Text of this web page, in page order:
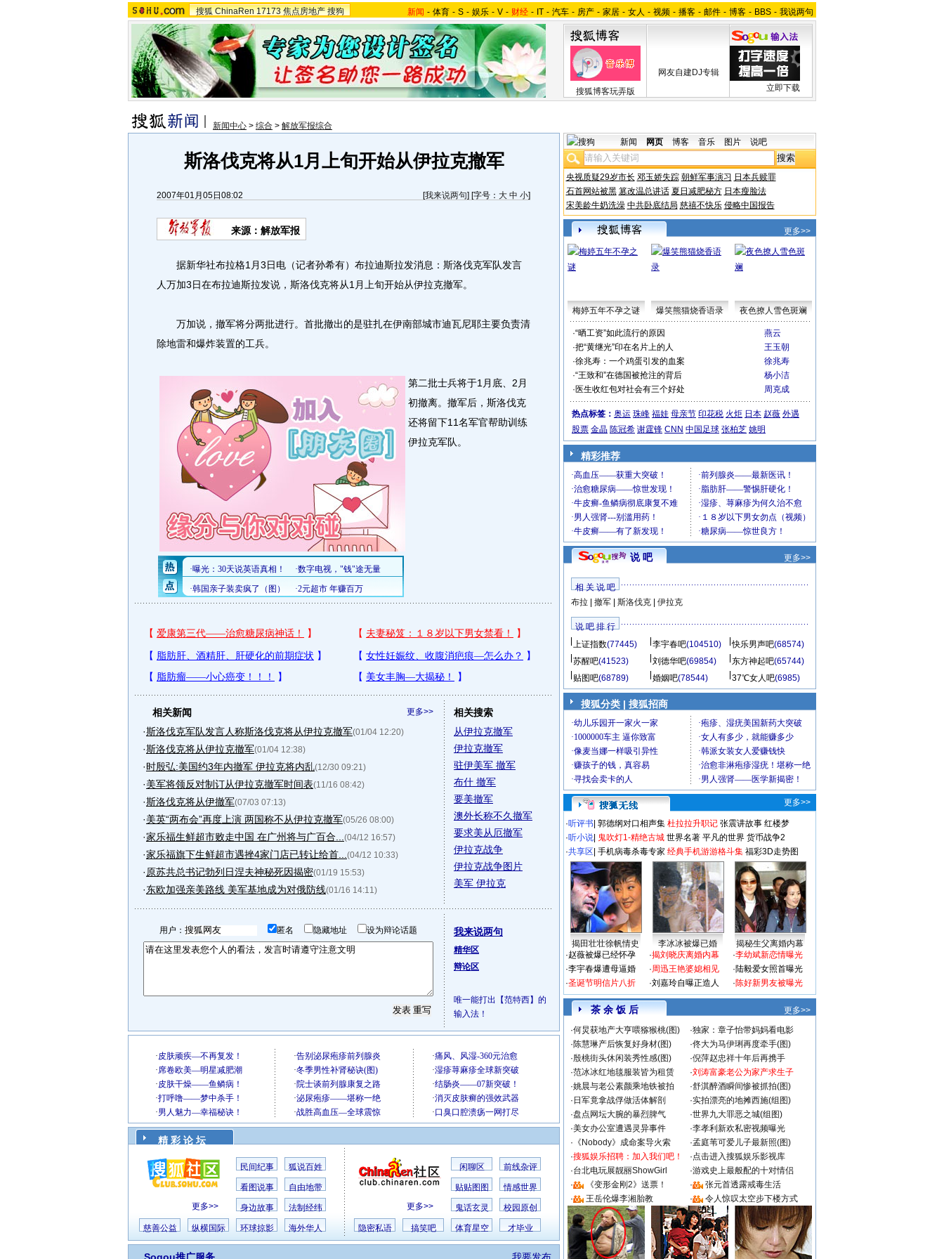
搜狐 ChinaRen 17173 焦点房地产 搜狗 新闻 - 体育 - S - 娱乐 - V - 财经 - IT - 汽车 - 房产 - 家居 - 女人 - 视频 - 播客 - 邮件 - 博客 - BBS - 我说两句
搜狐博客玩弄版
网友自建DJ专辑
立即下载
新闻中心 > 综合 > 解放军报综合
斯洛伐克将从1月上旬开始从伊拉克撤军
2007年01月05日08:02 [我来说两句] [字号： 大 中 小]
来源：解放军报
据新华社布拉格1月3日电（记者孙希有）布拉迪斯拉发消息：斯洛伐克军队发言
人万加3日在布拉迪斯拉发说，斯洛伐克将从1月上旬开始从伊拉克撤军。
万加说，撤军将分两批进行。首批撤出的是驻扎在伊南部城市迪瓦尼耶主要负责清
除地雷和爆炸装置的工兵。
第二批士兵将于1月底、2月
初撤离。撤军后，斯洛伐克
还将留下11名军官帮助训练
伊拉克军队。
更多>>
相关新闻
·斯洛伐克军队发言人称斯洛伐克将从伊拉克撤军(01/04 12:20)
·斯洛伐克将从伊拉克撤军(01/04 12:38)
·时殷弘:美国约3年内撤军 伊拉克将内乱(12/30 09:21)
·美军将领反对制订从伊拉克撤军时间表(11/16 08:42)
·斯洛伐克将从伊撤军(07/03 07:13)
·美英“两布会”再度上演 两国称不从伊拉克撤军(05/26 08:00)
·家乐福生鲜超市败走中国 在广州将与广百合... (04/12 16:57)
·家乐福旗下生鲜超市遇挫4家门店已转让给首... (04/12 10:33)
· 原苏共总书记勃列日涅夫神秘死因揭密(01/19 15:53)
·东欧加强亲美路线 美军基地成为对俄防线(01/16 14:11)
相关搜索
从伊拉克撤军
伊拉克撤军
驻伊美军 撤军
布什 撤军
要美撤军
澳外长称不久撤军
要求美从厄撤军
伊拉克战争
伊拉克战争图片
美军 伊拉克
用户： 匿名 隐藏地址 设为辩论话题 我来说两句
精华区
辩论区
唯一能打出【范特西】的
输入法！
精 彩 论 坛
更多>>
民间纪事 狐说百姓
看图说事 自由地带
身边故事 法制经纬
慈善公益 纵横国际 环球掠影 海外华人
更多>>
闲聊区 前线杂评
贴贴图图 情感世界
鬼话玄灵 校园原创
隐密私语 搞笑吧 体育星空 才毕业
新闻 网页 博客 音乐 图片 说吧
央视质疑29岁市长 邓玉娇失踪 朝鲜军事演习 日本兵赎罪
石首网站被黑 篡改温总讲话 夏日减肥秘方 日本瘦脸法
宋美龄牛奶洗澡 中共卧底结局 慈禧不快乐 侵略中国报告
更多>>
梅婷五年不孕之谜 爆笑熊猫烧香语录 夜色撩人雪色斑斓
·“晒工资”如此流行的原因
燕云
·把“黄继光”印在名片上的人
王玉朝
·徐兆寿：一个鸡蛋引发的血案
徐兆寿
·“王致和”在德国被抢注的背后
杨小洁
· 医生收红包对社会有三个好处 周克成
热点标签： 奥运 珠峰 福娃 母亲节 印花税 火炬 日本 赵薇 外遇
股票 金晶 陈冠希 谢霆锋 CNN 中国足球 张柏芝 姚明
精彩推荐
说 吧 更多>>
相 关 说 吧
布拉| 撤军| 斯洛伐克| 伊拉克
说 吧 排 行
上证指数(77445) 李宇春吧(104510) 快乐男声吧(68574)
苏醒吧(41523) 刘德华吧(69854) 东方神起吧(65744)
贴图吧(68789) 婚姻吧(78544) 37℃女人吧(6985)
搜狐分类 | 搜狐招商
更多>>
·听评书 郭德纲对口相声集 杜拉拉升职记 张震讲故事 红楼梦
·听小说 鬼吹灯1-精绝古城 世界名著 平凡的世界 货币战争2
·共享区 手机病毒杀毒专家 经典手机游游格斗集 福彩3D走势图
揭田壮壮徐帆情史 李冰冰被爆已婚
揭秘生父离婚内幕
·赵薇被爆已经怀孕
·李宇春爆遭母逼婚
·圣诞节明信片八折
·揭刘晓庆离婚内幕
·周迅王艳婆媳相见
·刘嘉玲自曝正造人
·李幼斌新恋情曝光
·陆毅爱女照首曝光
·陈好新男友被曝光
茶 余 饭 后
更多>>
·何炅获地产大亨喂猕猴桃(图) ·独家：章子怡带妈妈看电影
·陈慧琳产后恢复好身材(图) ·佟大为马伊琍再度牵手(图)
·殷桃街头休闲装秀性感(图) ·倪萍赵忠祥十年后再携手
·范冰冰红地毯服装皆为租赁 ·刘涛富豪老公为家产求生子
·姚晨与老公素颜乘地铁被拍 ·舒淇醉酒瞬间惨被抓拍(图)
· 日军竟拿战俘做活体解剖 ·实拍漂亮的地摊西施(组图)
·盘点网坛大腕的暴烈脾气 ·世界九大罪恶之城(组图)
·美女办公室遭遇灵异事件 ·李孝利新欢私密视频曝光
· 《Nobody》成命案导火索 ·孟庭苇可爱儿子最新照(图)
·搜狐娱乐招聘：加入我们吧！ ·点击进入搜狐娱乐影视库
·台北电玩展靓丽ShowGirl ·游戏史上最般配的十对情侣
·
《变形金刚2》送票！ ·
张元首透露戒毒生活
·
王岳伦爆李湘胎教 · 令人惊叹太空步下楼方式